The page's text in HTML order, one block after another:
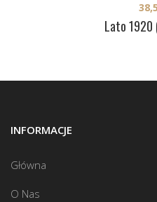
Lato 1920
INFORMACJE
Główna
O Nas